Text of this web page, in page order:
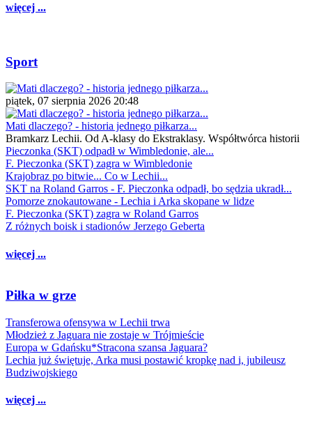
więcej ...
Sport
piątek, 07 sierpnia 2026 20:48
Mati dlaczego? - historia jednego piłkarza...
Bramkarz Lechii. Od A-klasy do Ekstraklasy. Współtwórca historii
Pieczonka (SKT) odpadł w Wimbledonie, ale...
F. Pieczonka (SKT) zagra w Wimbledonie
Krajobraz po bitwie... Co w Lechii...
SKT na Roland Garros - F. Pieczonka odpadł, bo sędzia ukradł...
Pomorze znokautowane - Lechia i Arka skopane w lidze
F. Pieczonka (SKT) zagra w Roland Garros
Z różnych boisk i stadionów Jerzego Geberta
więcej ...
Piłka w grze
Transferowa ofensywa w Lechii trwa
Młodzież z Jaguara nie zostaje w Trójmieście
Europa w Gdańsku*Stracona szansa Jaguara?
Lechia już świętuje, Arka musi postawić kropkę nad i, jubileusz
Budziwojskiego
więcej ...